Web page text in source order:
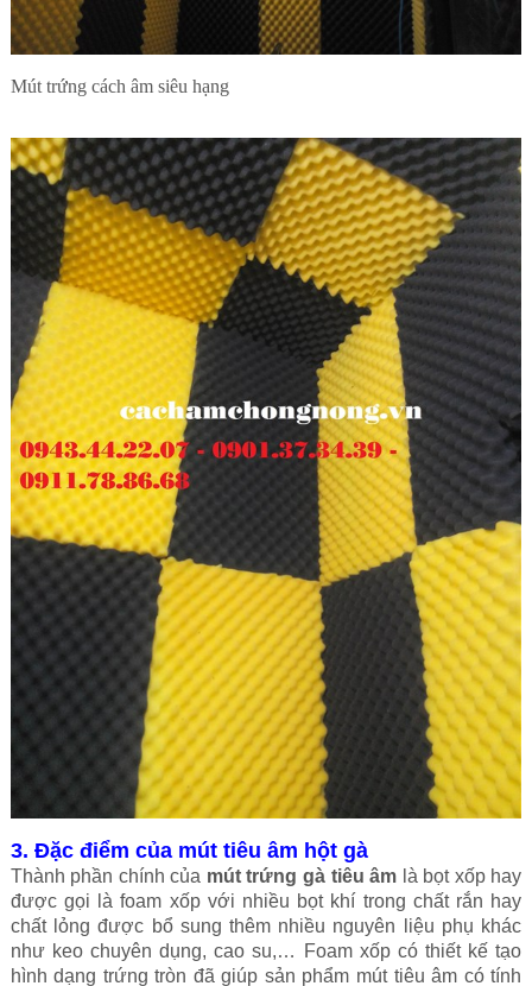
Mút trứng cách âm siêu hạng
3. Đặc điểm của mút tiêu âm hột gà
Thành phần chính của mút trứng gà tiêu âm là bọt xốp hay
được gọi là foam xốp với nhiều bọt khí trong chất rắn hay
chất lỏng được bổ sung thêm nhiều nguyên liệu phụ khác
như keo chuyên dụng, cao su,… Foam xốp có thiết kế tạo
hình dạng trứng tròn đã giúp sản phẩm mút tiêu âm có tính